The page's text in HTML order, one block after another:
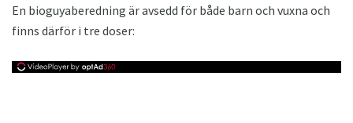
En bioguyaberedning är avsedd för både barn och vuxna och
finns därför i tre doser: